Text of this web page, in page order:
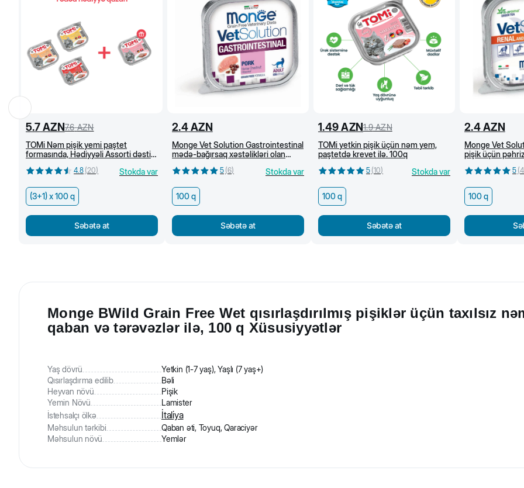
5.7 AZN7.6 AZN
TOMi Nəm pişik yemi paştet
formasında, Hədiyyəli Assorti dəsti
4.8 (20) Stokda var
(3+1) x 100 q
Səbətə at
2.4 AZN
Monge Vet Solution Gastrointestinal
mədə-bağırsaq xəstəlikləri olan
5 (6) Stokda var
100 q
Səbətə at
1.49 AZN1.9 AZN
TOMi yetkin pişik üçün nəm yem,
paştetdə krevet ilə. 100q
5 (10) Stokda var
100 q
Səbətə at
2.4 AZN
Monge Vet
pişik üçün
daşlarının
5 (4
100 q
Monge BWild Grain Free Wet qısırlaşdırılmış pişiklər üçün taxılsız
qaban və tərəvəzlər ilə, 100 q Xüsusiyyətlər
Yaş dövrü
Yetkin (1-7 yaş), Yaşlı (7 yaş+)
Qısırlaşdırma edilib
Bəli
Heyvan növü
Pişik
Yemin Növü
Lamister
İstehsalçı ölkə
İtaliya
Məhsulun tərkibi
Qaban əti, Toyuq, Qaraciyər
Məhsulun növü
Yemlər